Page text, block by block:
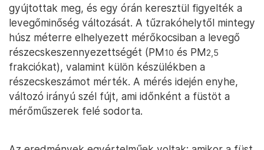
gyújtottak meg, és egy órán keresztül figyelték a
levegőminőség változását. A tűzrakóhelytől mintegy
húsz méterre elhelyezett mérőkocsiban a levegő
részecskeszennyezettségét (PM10 és PM2,5
frakciókat), valamint külön készülékben a
részecskeszámot mérték. A mérés idején enyhe,
változó irányú szél fújt, ami időnként a füstöt a
mérőműszerek felé sodorta.